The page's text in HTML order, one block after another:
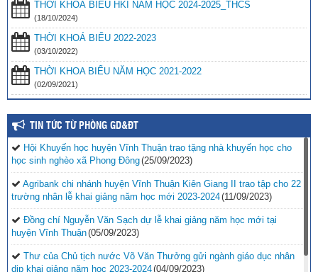
THỜI KHOÁ BIỂU HKI NĂM HỌC 2024-2025_THCS
(18/10/2024)
THỜI KHOÁ BIỂU 2022-2023
(03/10/2022)
THỜI KHOA BIỂU NĂM HỌC 2021-2022
(02/09/2021)
TIN TỨC TỪ PHÒNG GD&ĐT
Hội Khuyến học huyện Vĩnh Thuận trao tặng nhà khuyến học cho
học sinh nghèo xã Phong Đông(25/09/2023)
Agribank chi nhánh huyện Vĩnh Thuận Kiên Giang II trao tập cho 22
trường nhân lễ khai giảng năm học mới 2023-2024(11/09/2023)
Đồng chí Nguyễn Văn Sạch dự lễ khai giảng năm học mới tại
huyện Vĩnh Thuận(05/09/2023)
Thư của Chủ tịch nước Võ Văn Thưởng gửi ngành giáo dục nhân
dịp khai giảng năm học 2023-2024(04/09/2023)